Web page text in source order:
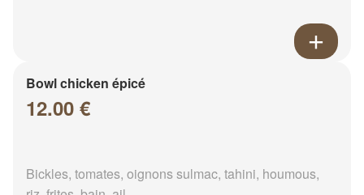
Bowl chicken épicé
12.00 €
Bickles, tomates, oignons sulmac, tahini, houmous,